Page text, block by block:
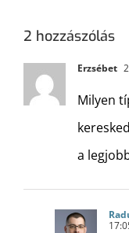
2 hozzászólás
Erzsébet
Milyen
a